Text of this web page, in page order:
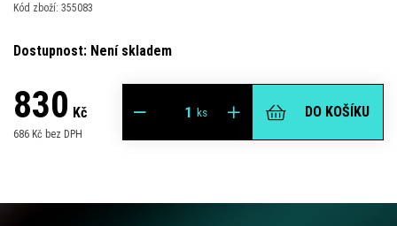
Kód zboží: 355083
Dostupnost: Není skladem
830 Kč
686 Kč bez DPH
ks DO KOŠÍKU